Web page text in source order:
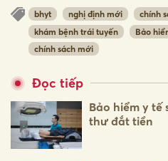
bhyt nghị định mới chính
khám bệnh trái tuyến
Bảo
chính sách mới
Đọc tiếp
Bảo hiểm y tế
thư đắt tiền